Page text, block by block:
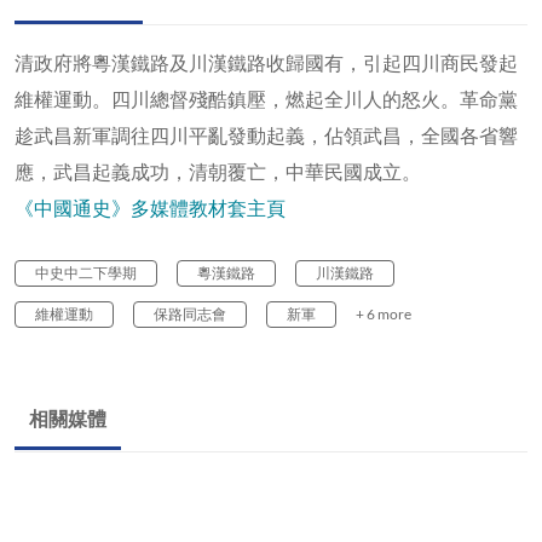
清政府將粵漢鐵路及川漢鐵路收歸國有，引起四川商民發起
維權運動。四川總督殘酷鎮壓，燃起全川人的怒火。革命黨
趁武昌新軍調往四川平亂發動起義，佔領武昌，全國各省響
應，武昌起義成功，清朝覆亡，中華民國成立。
《中國通史》多媒體教材套主頁
中史中二下學期 粵漢鐵路 川漢鐵路
維權運動 保路同志會 新軍 + 6 more
相關媒體